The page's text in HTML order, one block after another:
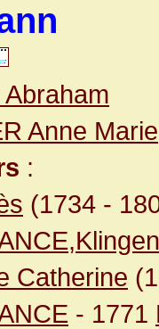
Anne Marie
:
(1734 -
Catherine
- 1771